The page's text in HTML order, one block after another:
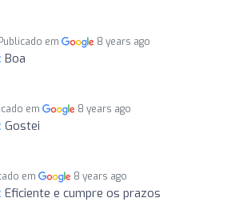
Publicado em 8 years ago
Boa
em 8 years ago
Gostei
em 8 years ago
Eficiente e cumpre os prazos